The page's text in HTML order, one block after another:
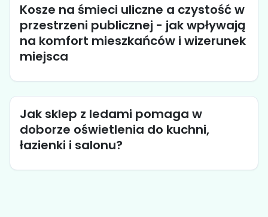
Kosze na śmieci uliczne a czystość w
przestrzeni publicznej - jak wpływają
na komfort mieszkańców i wizerunek
miejsca
Jak sklep z ledami pomaga w
doborze oświetlenia do kuchni,
łazienki i salonu?